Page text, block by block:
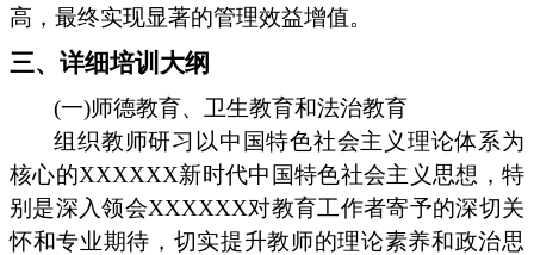
高，最终实现显著的管理效益增值。
三、详细培训大纲
(一)师德教育、卫生教育和法治教育
组织教师研习以中国特色社会主义理论体系为
核心的XXXXXX新时代中国特色社会主义思想，特
别是深入领会XXXXXX对教育工作者寄予的深切关
怀和专业期待，切实提升教师的理论素养和政治思